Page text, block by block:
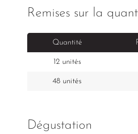
Remises sur la
Quantité
12 unités
48 unités
Dégustation